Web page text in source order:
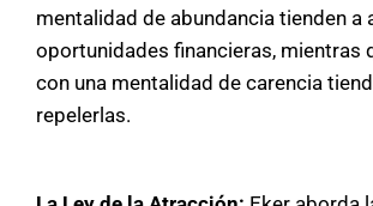
mentalidad de abundancia tienden a
oportunidades financieras, mientras
con una mentalidad de carencia
repelerlas.